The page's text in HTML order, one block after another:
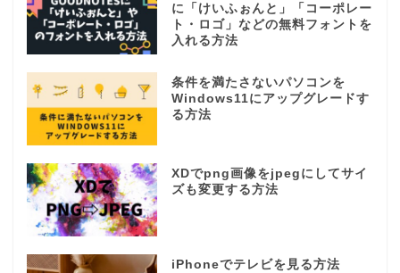
に「けいふぉんと」「コーポレー
ト・ロゴ」などの無料フォントを
入れる方法
条件を満たさないパソコンを
Windows11にアップグレードす
る方法
XDでpng画像をjpegにしてサイ
ズも変更する方法
iPhoneでテレビを見る方法